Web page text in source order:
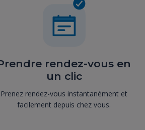
rendez-vous en
un clic
Prenez rendez-vous instantanément et
facilement depuis chez vous.